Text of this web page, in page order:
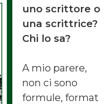
uno scrittore o
una scrittrice?
Chi lo sa?
A mio parere,
non ci sono
formule, format